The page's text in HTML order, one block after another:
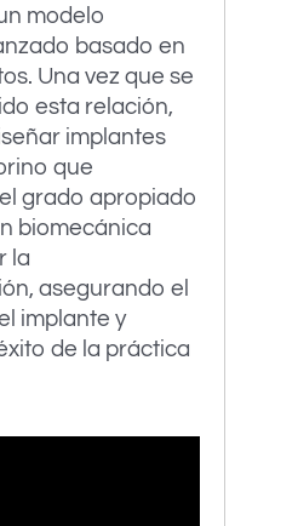
modelo
basado en
Una vez que se
esta relación,
implantes
que
grado apropiado
biomecánica
la
asegurando el
implante y
de la práctica